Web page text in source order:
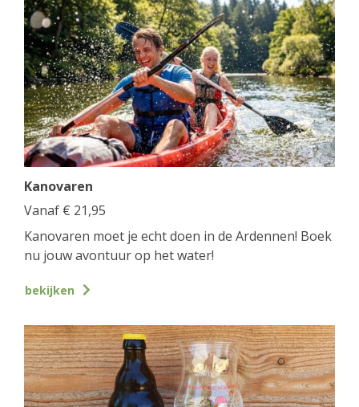
Kanovaren
Vanaf € 21,95
Kanovaren moet je echt doen in de Ardennen! Boek
nu jouw avontuur op het water!
bekijken